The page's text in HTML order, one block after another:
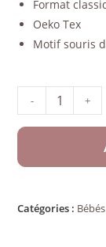
Format
Oeko Tex
Motif souris
- +
Catégories :